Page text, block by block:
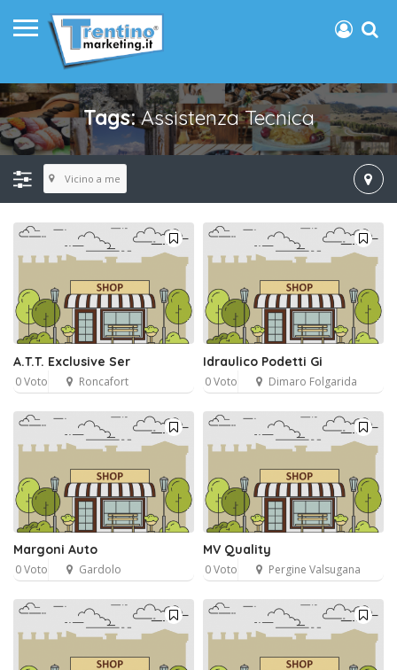
Tags:Assistenza Tecnica
Vicino a me
A.T.T. Exclusive Ser
0 Voto Roncafort
Idraulico Podetti Gi
0 Voto Dimaro Folgarida
Margoni Auto
0 Voto Gardolo
MV Quality
0 Voto Pergine Valsugana